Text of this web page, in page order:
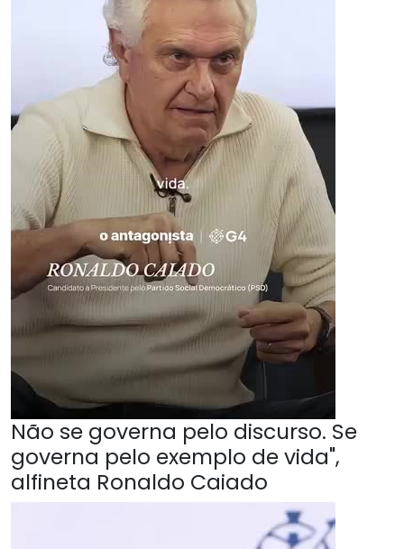
Não se governa pelo discurso. Se
governa pelo exemplo de vida",
alfineta Ronaldo Caiado